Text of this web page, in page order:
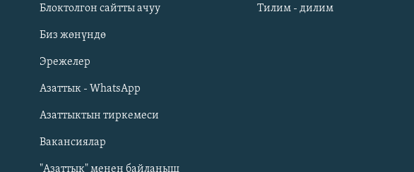
Русский
ОНЛАЙН ШЕРИНЕ
Блоктолгон сайтты ачуу
Биз жөнүндө
Эрежелер
Азаттык - WhatsApp
Азаттыктын тиркемеси
Вакансиялар
"Азаттык" менен байланыш
Тилим - дилим